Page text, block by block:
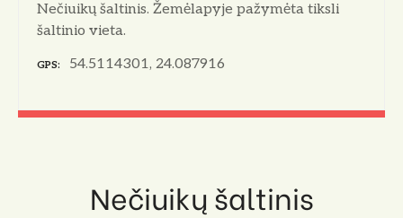
Nečiuikų šaltinis. Žemėlapyje pažymėta tiksli
šaltinio vieta.
GPS 54.5114301, 24.087916
Nečiuikų šaltinis